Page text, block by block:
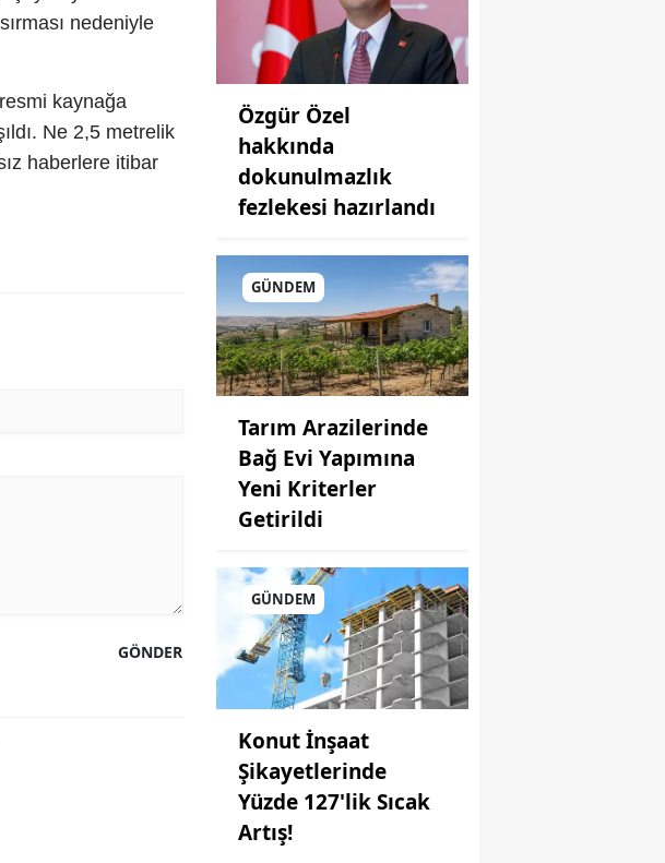
nedeniyle
kaynağa
Ne 2,5 metrelik
haberlere itibar
GÖNDER
Özgür Özel
hakkında
dokunulmazlık
fezlekesi hazırlandı
GÜNDEM
Tarım Arazilerinde
Bağ Evi Yapımına
Yeni Kriterler
Getirildi
GÜNDEM
Konut İnşaat
Şikayetlerinde
Yüzde 127'lik Sıcak
Artış!